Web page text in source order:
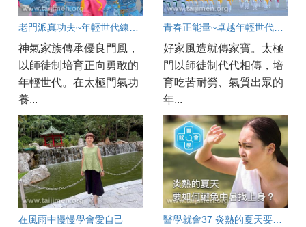
神氣家族傳承優良門風，
以師徒制培育正向勇敢的
年輕世代。在太極門氣功
養...
好家風造就傳家寶。太極
門以師徒制代代相傳，培
育吃苦耐勞、氣質出眾的
年...
在風雨中慢慢學會愛自己